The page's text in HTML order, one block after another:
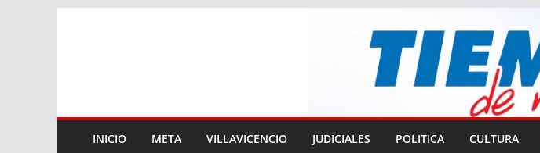
INICIO META VILLAVICENCIO JUDICIALES POLITICA CULTURA